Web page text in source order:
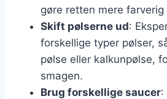
gøre retten mere farverig
Skift pølserne ud:
forskellige typer pølser,
pølse eller kalkunpølse,
smagen.
Brug forskellige saucer: